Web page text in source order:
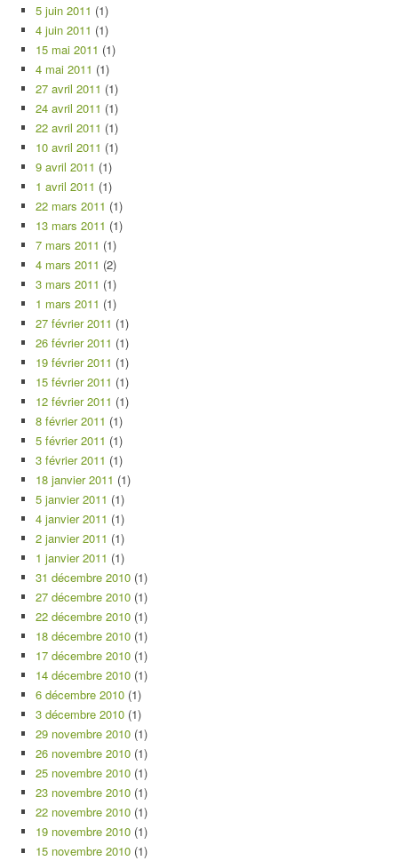
5 juin 2011 (1)
4 juin 2011 (1)
15 mai 2011 (1)
4 mai 2011 (1)
27 avril 2011 (1)
24 avril 2011 (1)
22 avril 2011 (1)
10 avril 2011 (1)
9 avril 2011 (1)
1 avril 2011 (1)
22 mars 2011 (1)
13 mars 2011 (1)
7 mars 2011 (1)
4 mars 2011 (2)
3 mars 2011 (1)
1 mars 2011 (1)
27 février 2011 (1)
26 février 2011 (1)
19 février 2011 (1)
15 février 2011 (1)
12 février 2011 (1)
8 février 2011 (1)
5 février 2011 (1)
3 février 2011 (1)
18 janvier 2011 (1)
5 janvier 2011 (1)
4 janvier 2011 (1)
2 janvier 2011 (1)
1 janvier 2011 (1)
31 décembre 2010 (1)
27 décembre 2010 (1)
22 décembre 2010 (1)
18 décembre 2010 (1)
17 décembre 2010 (1)
14 décembre 2010 (1)
6 décembre 2010 (1)
3 décembre 2010 (1)
29 novembre 2010 (1)
26 novembre 2010 (1)
25 novembre 2010 (1)
23 novembre 2010 (1)
22 novembre 2010 (1)
19 novembre 2010 (1)
15 novembre 2010 (1)